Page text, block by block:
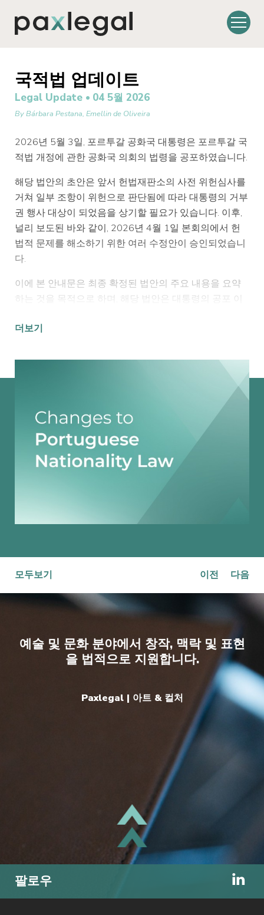
국적법 업데이트
Legal Update • 04 5월 2026
ByBárbara Pestana, Emellin de Oliveira
2026년 5월 3일, 포르투갈 공화국 대통령은 포르투갈 국
적법 개정에 관한 공화국 의회의 법령을 공포하였습니다.
해당 법안의 초안은 앞서 헌법재판소의 사전 위헌심사를
거쳐 일부 조항이 위헌으로 판단됨에 따라 대통령의 거부
권 행사 대상이 되었음을 상기할 필요가 있습니다. 이후,
널리 보도된 바와 같이, 2026년 4월 1일 본회의에서 헌
법적 문제를 해소하기 위한 여러 수정안이 승인되었습니
다.
이에 본 안내문은 최종 확정된 법안의 주요 내용을 요약
하는 것을 목적으로 하며, 해당 법안은 대통령의 공포 이
며, 게재 시점부터 효력이 발생하게 됩니다.
포르투갈 국적 제도와 관련하여 다음과 같은 주요 변경
• 포르투갈 영토 내 출생자에 대한 국적 부여 (
ius soli
부모 중 한 명의 합법적 거주 요건이 출생 시점 기준 기
존 1년에서 5년으로 강화됩니다.
• “국가 공동체와의 실질적 연계성” 개념 강화
포르투갈어뿐만 아니라 포르투갈의 문화, 역사 및 국가
기본 권리와 의무, 헌법적 가치 및 포르투갈 정치 체제
민주적 법치국가 원칙에 대한 공식적인 충성 선언.
국적 취득을 위해 사실혼 관계를 인정하는 사전 법원 판
국적은 신고를 통해 취득된다는 점이 명확히 규정되며,
최소 합법적 거주 기간 연장:
포르투갈어 사용국 공동체(CPLP) 회원국 국민 및 유
럽연합 시민: 7년
기타 국가 국민: 10년
더보기
모두보기 이전 다음
예술 및 문화 분야에서 창작, 맥락 및 표현
을 법적으로 지원합니다.
Paxlegal | 아트 & 컬처
팔로우
맨위